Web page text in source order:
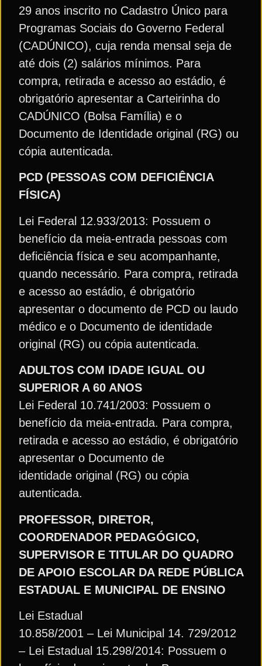
29 anos inscrito no Cadastro Único para
Programas Sociais do Governo Federal
(CADÚNICO), cuja renda mensal seja de
até dois (2) salários mínimos. Para
compra, retirada e acesso ao estádio, é
obrigatório apresentar a Carteirinha do
CADÚNICO (Bolsa Família) e o
Documento de Identidade original (RG) ou
cópia autenticada.
PCD (PESSOAS COM DEFICIÊNCIA
FÍSICA)
Lei Federal 12.933/2013: Possuem o
benefício da meia-entrada pessoas com
deficiência física e seu acompanhante,
quando necessário. Para compra, retirada
e acesso ao estádio, é obrigatório
apresentar o documento de PCD ou laudo
médico e o Documento de identidade
original (RG) ou cópia autenticada.
ADULTOS COM IDADE IGUAL OU
SUPERIOR A 60 ANOS
Lei Federal 10.741/2003: Possuem o
benefício da meia-entrada. Para compra,
retirada e acesso ao estádio, é obrigatório
apresentar o Documento de
identidade original (RG) ou cópia
autenticada.
PROFESSOR, DIRETOR,
COORDENADOR PEDAGÓGICO,
SUPERVISOR E TITULAR DO QUADRO
DE APOIO ESCOLAR DA REDE PÚBLICA
ESTADUAL E MUNICIPAL DE ENSINO
Lei Estadual
10.858/2001 – Lei Municipal 14. 729/2012
– Lei Estadual 15.298/2014: Possuem o